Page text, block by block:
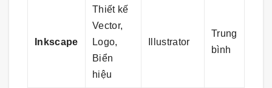
Inkscape
Thiết kế
Vector,
Logo,
Biển
hiệu
Illustrator
Trung
bình